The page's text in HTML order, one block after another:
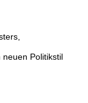
Politikstil